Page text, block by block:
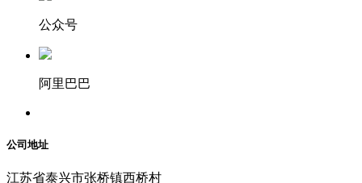
公众号
阿里巴巴
公司地址
江苏省泰兴市张桥镇西桥村